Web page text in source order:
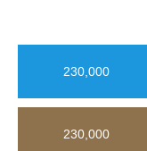
230,000
230,000